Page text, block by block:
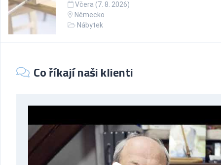
Včera (7. 8. 2026)
Německo
Nábytek
Co říkají naši klienti